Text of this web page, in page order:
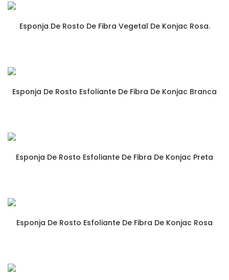
Esponja De Rosto De Fibra Vegetal De Konjac Rosa.
Esponja De Rosto Esfoliante De Fibra De Konjac Branca
Esponja De Rosto Esfoliante De Fibra De Konjac Preta
Esponja De Rosto Esfoliante De Fibra De Konjac Rosa